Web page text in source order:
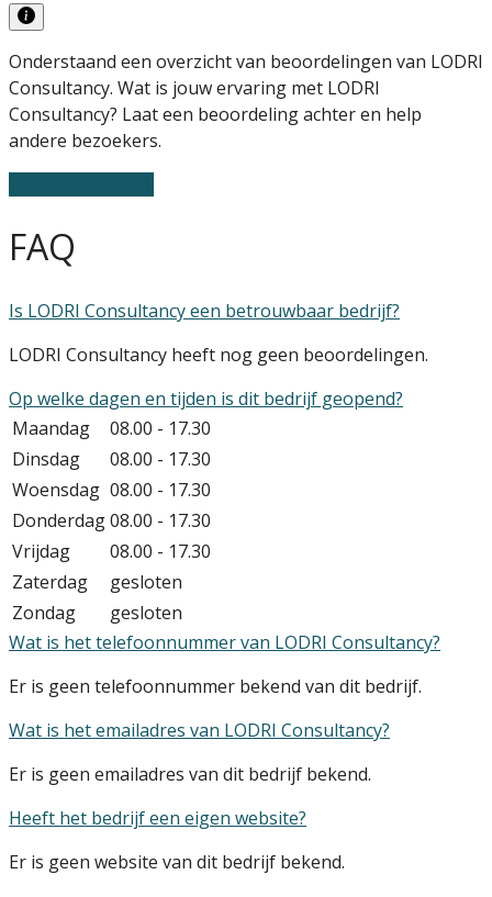
Onderstaand een overzicht van beoordelingen van LODRI
Consultancy. Wat is jouw ervaring met LODRI
Consultancy? Laat een beoordeling achter en help
andere bezoekers.
FAQ
Is LODRI Consultancy een betrouwbaar bedrijf?
LODRI Consultancy heeft nog geen beoordelingen.
Op welke dagen en tijden is dit bedrijf geopend?
Maandag
08.00 - 17.30
Dinsdag
08.00 - 17.30
Woensdag 08.00 - 17.30
Donderdag08.00 - 17.30
Vrijdag
08.00 - 17.30
Zaterdag
gesloten
Zondag
gesloten
Wat is het telefoonnummer van LODRI Consultancy?
Er is geen telefoonnummer bekend van dit bedrijf.
Wat is het emailadres van LODRI Consultancy?
Er is geen emailadres van dit bedrijf bekend.
Heeft het bedrijf een eigen website?
Er is geen website van dit bedrijf bekend.